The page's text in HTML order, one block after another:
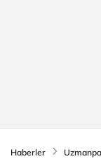
Haberler